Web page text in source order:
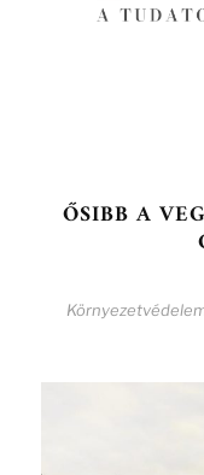
ŐSIBB A